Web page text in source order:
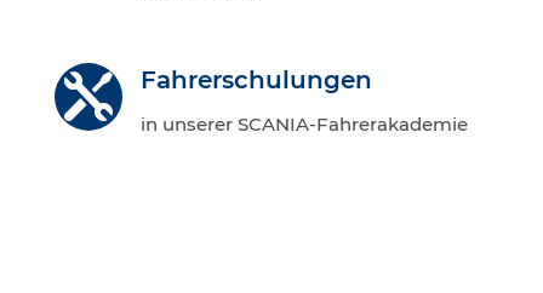
 Fah­rer­schu­lun­gen
in unse­rer SCANIA-Fahrerakademie